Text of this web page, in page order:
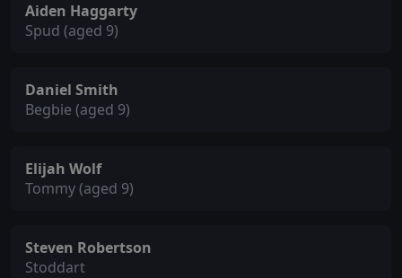
Aiden Haggarty
Spud (aged 9)
Daniel Smith
Begbie (aged 9)
Elijah Wolf
Tommy (aged 9)
Steven Robertson
Stoddart